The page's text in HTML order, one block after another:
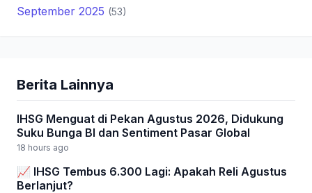
September 2025 (53)
Berita Lainnya
IHSG Menguat di Pekan Agustus 2026, Didukung
Suku Bunga BI dan Sentiment Pasar Global
18 hours ago
📈 IHSG Tembus 6.300 Lagi: Apakah Reli Agustus
Berlanjut?